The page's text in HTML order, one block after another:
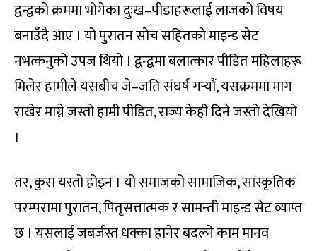
द्वन्द्वको क्रममा भोगेका दुःख–पीडाहरूलाई लाजको विषय
बनाउँदै आए । यो पुरातन सोच सहितको माइन्ड सेट
नभत्कनुको उपज थियो । द्वन्द्वमा बलात्कार पीडित महिलाहरू
मिलेर हामीले यसबीच जे–जति संघर्ष गर्‍यौं, यसक्रममा माग
राखेर माग्ने जस्तो हामी पीडित, राज्य केही दिने जस्तो देखियो
।
तर, कुरा यस्तो होइन । यो समाजको सामाजिक, सांस्कृतिक
परम्परामा पुरातन, पितृसत्तात्मक र सामन्ती माइन्ड सेट व्याप्त
छ । यसलाई जबर्जस्त धक्का हानेर बदल्ने काम मानव